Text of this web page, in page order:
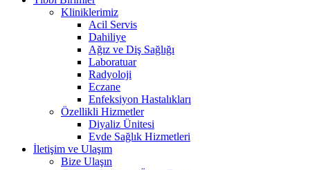
Kliniklerimiz
Acil Servis
Dahiliye
Ağız ve Diş Sağlığı
Laboratuar
Radyoloji
Eczane
Enfeksiyon Hastalıkları
Özellikli Hizmetler
Diyaliz Ünitesi
Evde Sağlık Hizmetleri
İletişim ve Ulaşım
Bize Ulaşın